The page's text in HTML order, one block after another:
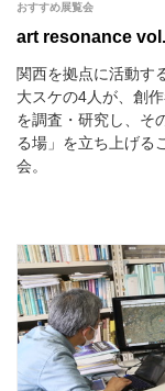
おすすめ展覧会
art resonance
関西を拠点に活動す
大スケの4人が、創
を調査・研究し、そ
る場」を立ち上げる
会。